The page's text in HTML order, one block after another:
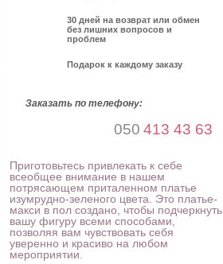
30 дней на возврат или обмен
без лишних вопросов и
проблем
Подарок к каждому заказу
Заказать по телефону:
050 413 43 63
Приготовьтесь привлекать к себе
всеобщее внимание в нашем
потрясающем приталенном платье
изумрудно-зеленого цвета. Это платье-
макси в пол создано, чтобы подчеркнуть
вашу фигуру всеми способами,
позволяя вам чувствовать себя
уверенно и красиво на любом
мероприятии.